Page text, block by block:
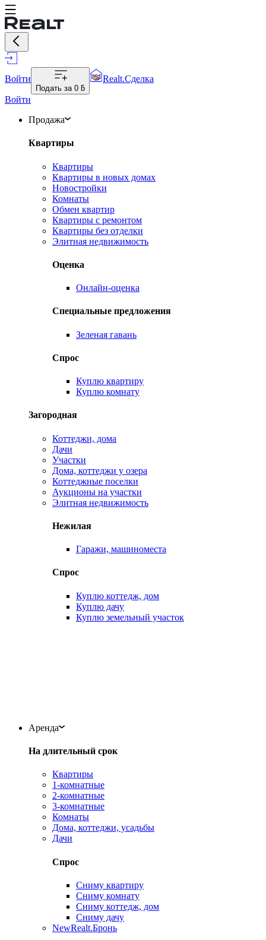
Войти
Подать за 0 ƃ
Realt.Сделка
Войти
Продажа
Квартиры
Квартиры
Квартиры в новых домах
Новостройки
Комнаты
Обмен квартир
Квартиры с ремонтом
Квартиры без отделки
Элитная недвижимость
Оценка
Онлайн-оценка
Специальные предложения
Зеленая гавань
Спрос
Куплю квартиру
Куплю комнату
Загородная
Коттеджи, дома
Дачи
Участки
Дома, коттеджи у озера
Коттеджные поселки
Аукционы на участки
Элитная недвижимость
Нежилая
Гаражи, машиноместа
Спрос
Куплю коттедж, дом
Куплю дачу
Куплю земельный участок
Аренда
На длительный срок
Квартиры
1-комнатные
2-комнатные
3-комнатные
Комнаты
Дома, коттеджи, усадьбы
Дачи
Спрос
Сниму квартиру
Сниму комнату
Сниму коттедж, дом
Сниму дачу
NewRealt.Бронь